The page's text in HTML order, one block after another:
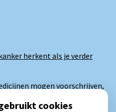
herkent als je verder
mogen voorschrijven,
cookies